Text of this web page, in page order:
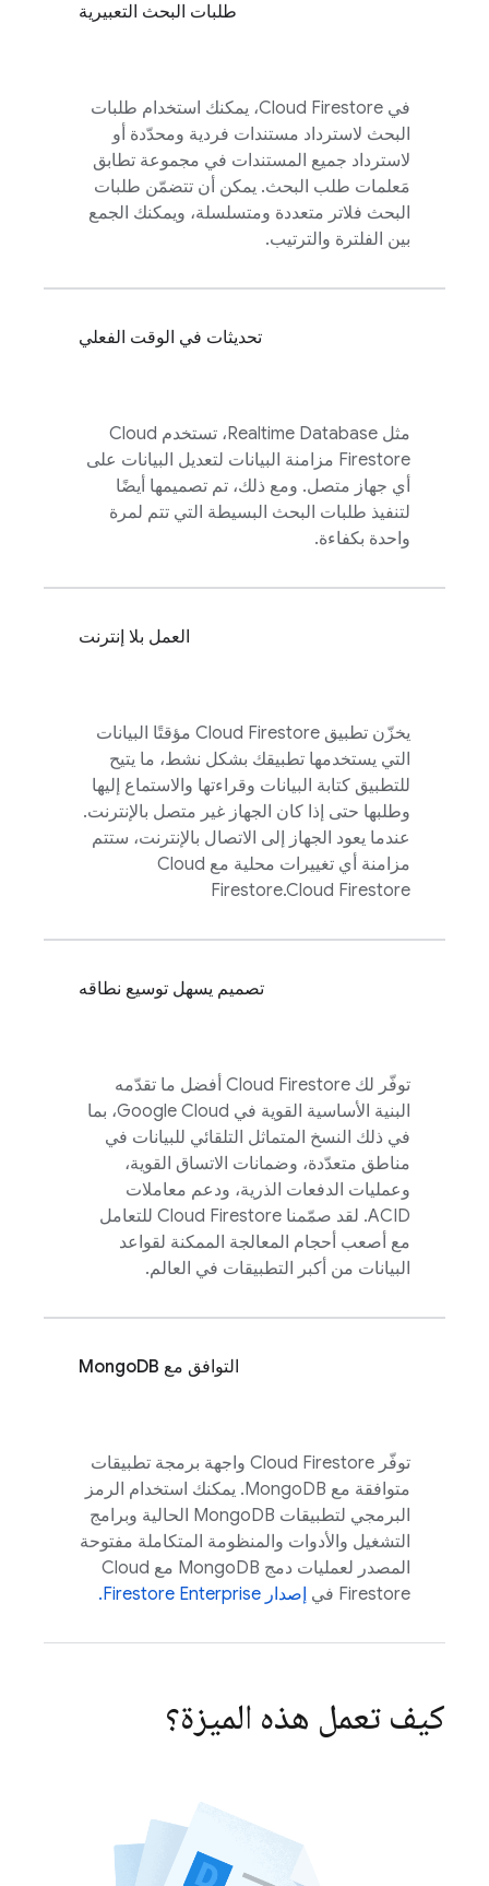
طلبات البحث التعبيرية
في Cloud Firestore، يمكنك استخدام طلبات
البحث لاسترداد مستندات فردية ومحدّدة أو
لاسترداد جميع المستندات في مجموعة تطابق
مَعلمات طلب البحث. يمكن أن تتضمّن طلبات
البحث فلاتر متعددة ومتسلسلة، ويمكنك الجمع
بين الفلترة والترتيب.
تحديثات في الوقت الفعلي
مثل Realtime Database، تستخدم Cloud
Firestore مزامنة البيانات لتعديل البيانات على
أي جهاز متصل. ومع ذلك، تم تصميمها أيضًا
لتنفيذ طلبات البحث البسيطة التي تتم لمرة
واحدة بكفاءة.
العمل بلا إنترنت
يخزّن تطبيق Cloud Firestore مؤقتًا البيانات
التي يستخدمها تطبيقك بشكل نشط، ما يتيح
للتطبيق كتابة البيانات وقراءتها والاستماع إليها
وطلبها حتى إذا كان الجهاز غير متصل بالإنترنت.
عندما يعود الجهاز إلى الاتصال بالإنترنت، ستتم
مزامنة أي تغييرات محلية مع Cloud
Firestore.Cloud Firestore
تصميم يسهل توسيع نطاقه
توفّر لك Cloud Firestore أفضل ما تقدّمه
البنية الأساسية القوية في Google Cloud، بما
في ذلك النسخ المتماثل التلقائي للبيانات في
مناطق متعدّدة، وضمانات الاتساق القوية،
وعمليات الدفعات الذرية، ودعم معاملات
ACID. لقد صمّمنا
Cloud Firestore للتعامل
مع أصعب أحجام المعالجة الممكنة لقواعد
البيانات من أكبر التطبيقات في العالم.
التوافق مع MongoDB
توفّر Cloud Firestore واجهة برمجة تطبيقات
متوافقة مع MongoDB. يمكنك استخدام الرمز
البرمجي لتطبيقات MongoDB الحالية وبرامج
التشغيل والأدوات والمنظومة المتكاملة مفتوحة
المصدر لعمليات دمج MongoDB مع
Cloud
Firestore في إصدار Firestore Enterprise.
كيف تعمل هذه الميزة؟